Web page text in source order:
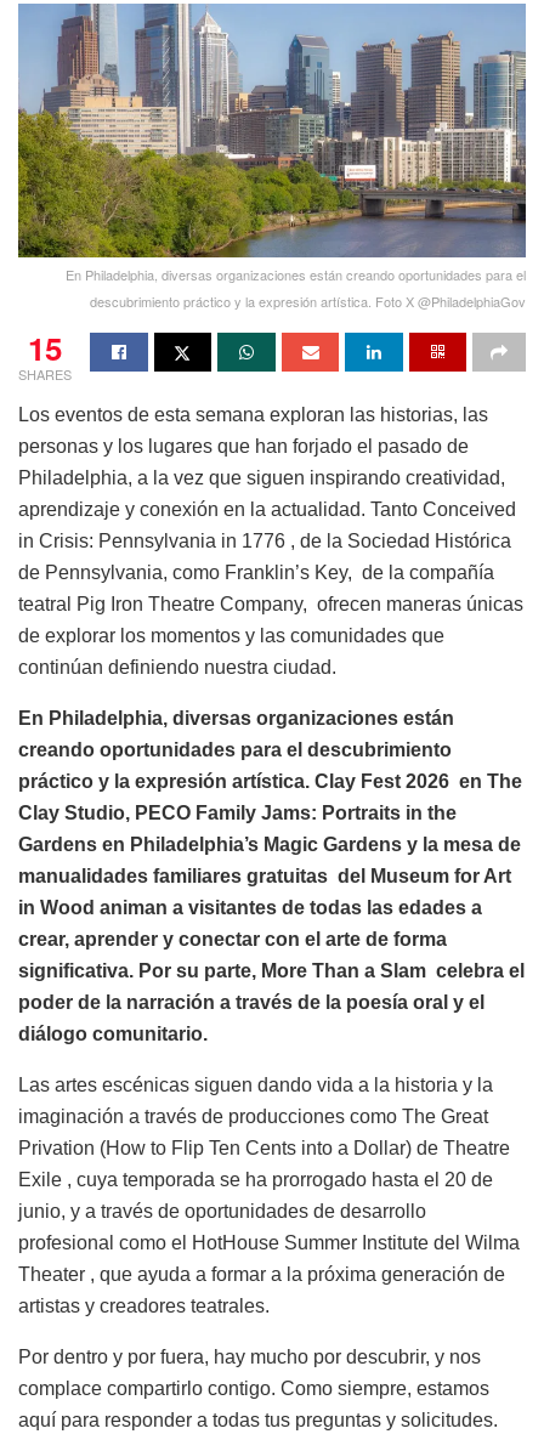
En Philadelphia, diversas organizaciones están creando oportunidades para el
descubrimiento práctico y la expresión artística. Foto X @PhiladelphiaGov
15
SHARES
Los eventos de esta semana exploran las historias, las
personas y los lugares que han forjado el pasado de
Philadelphia, a la vez que siguen inspirando creatividad,
aprendizaje y conexión en la actualidad. Tanto Conceived
in Crisis: Pennsylvania in 1776 , de la Sociedad Histórica
de Pennsylvania, como Franklin’s Key, de la compañía
teatral Pig Iron Theatre Company, ofrecen maneras únicas
de explorar los momentos y las comunidades que
continúan definiendo nuestra ciudad.
En Philadelphia, diversas organizaciones están
creando oportunidades para el descubrimiento
práctico y la expresión artística. Clay Fest 2026 en The
Clay Studio, PECO Family Jams: Portraits in the
Gardens en Philadelphia’s Magic Gardens y la mesa de
manualidades familiares gratuitas del Museum for Art
in Wood animan a visitantes de todas las edades a
crear, aprender y conectar con el arte de forma
significativa. Por su parte, More Than a Slam celebra el
poder de la narración a través de la poesía oral y el
diálogo comunitario.
Las artes escénicas siguen dando vida a la historia y la
imaginación a través de producciones como The Great
Privation (How to Flip Ten Cents into a Dollar) de Theatre
Exile , cuya temporada se ha prorrogado hasta el 20 de
junio, y a través de oportunidades de desarrollo
profesional como el HotHouse Summer Institute del Wilma
Theater , que ayuda a formar a la próxima generación de
artistas y creadores teatrales.
Por dentro y por fuera, hay mucho por descubrir, y nos
complace compartirlo contigo. Como siempre, estamos
aquí para responder a todas tus preguntas y solicitudes.